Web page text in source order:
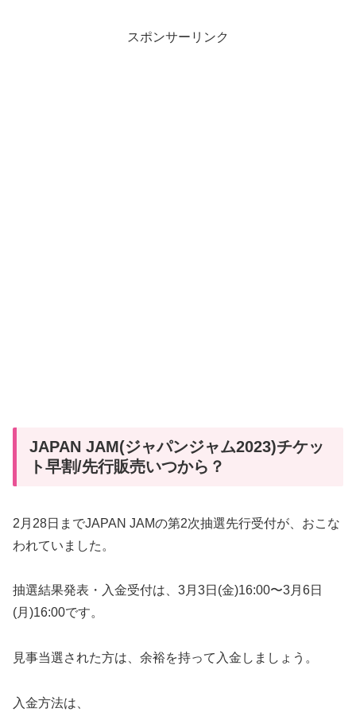
スポンサーリンク
JAPAN JAM(ジャパンジャム2023)チケッ
ト早割/先行販売いつから？
2月28日までJAPAN JAMの第2次抽選先行受付が、おこな
われていました。
抽選結果発表・入金受付は、3月3日(金)16:00〜3月6日
(月)16:00です。
見事当選された方は、余裕を持って入金しましょう。
入金方法は、